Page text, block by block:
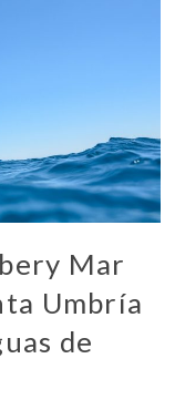
Mar
Umbría
de